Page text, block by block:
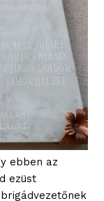
ebben az
ezüst